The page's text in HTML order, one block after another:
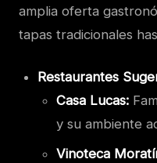
amplia oferta
tapas tradicionales
Restaurantes
Casa Lucas:
y su ambiente
Vinoteca